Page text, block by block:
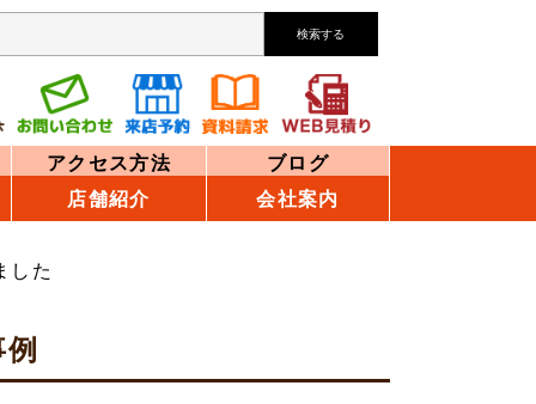
検索する
アクセス方法
ブログ
店舗紹介
会社案内
した